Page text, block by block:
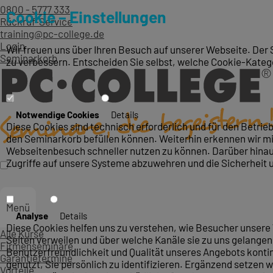
0800 - 5777 333
Rückruf-Service
training@pc-college.de
Login
Seminarkorb
Menü
Alle Kurse
Firmenseminare
Garantietermine
Vorteile
Cookie – Einstellungen
Wir freuen uns über Ihren Besuch auf unserer Webseite.
zu verbessern. Entscheiden Sie selbst, welche Cookie-
Notwendige Cookies Details
Diese Cookies sind technisch erforderlich und für den
den Seminarkorb befüllen können. Weiterhin erkennen wir
Webseitenbesuch schneller nutzen zu können. Darüber
Zugriffe auf unsere Systeme abzuwehren und die Sicherheit
Analyse Details
Diese Cookies helfen uns zu verstehen, wie Besucher
Seiten verweilen und über welche Kanäle sie zu uns
Benutzerfreundlichkeit und Qualität unseres Angebots
genutzt, Sie persönlich zu identifizieren. Ergänzend